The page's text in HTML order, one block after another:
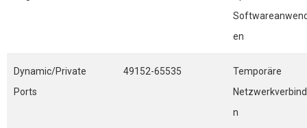
en
Dynamic/Private
Ports
49152-65535
Temporäre
n